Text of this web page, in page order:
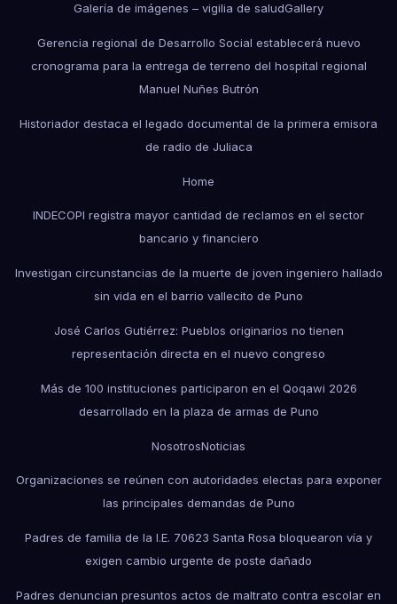
Galería de imágenes – vigilia de saludGallery
Gerencia regional de Desarrollo Social establecerá nuevo
cronograma para la entrega de terreno del hospital regional
Manuel Nuñes Butrón
Historiador destaca el legado documental de la primera emisora
de radio de Juliaca
Home
INDECOPI registra mayor cantidad de reclamos en el sector
bancario y financiero
Investigan circunstancias de la muerte de joven ingeniero hallado
sin vida en el barrio vallecito de Puno
José Carlos Gutiérrez: Pueblos originarios no tienen
representación directa en el nuevo congreso
Más de 100 instituciones participaron en el Qoqawi 2026
desarrollado en la plaza de armas de Puno
NosotrosNoticias
Organizaciones se reúnen con autoridades electas para exponer
las principales demandas de Puno
Padres de familia de la I.E. 70623 Santa Rosa bloquearon vía y
exigen cambio urgente de poste dañado
Padres denuncian presuntos actos de maltrato contra escolar en